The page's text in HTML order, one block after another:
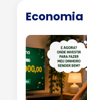
Economia